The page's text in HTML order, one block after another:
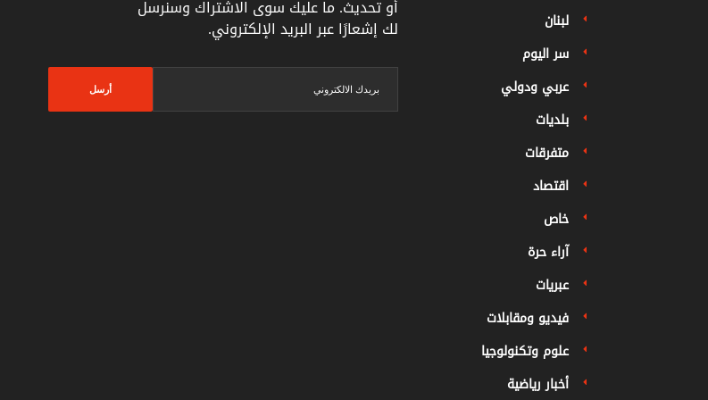
أو تحديث. ما عليك سوى الاشتراك وسنرسل
لك إشعارًا عبر البريد الإلكتروني.
أرسل
لبنان
سر اليوم
عربي ودولي
بلديات
متفرقات
اقتصاد
خاص
آراء حرة
عبريات
فيديو ومقابلات
علوم وتكنولوجيا
أخبار رياضية